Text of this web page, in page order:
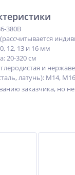
380В
12, 13 и 16 мм
20-320см
и
латунь): М14,
заказчика, но